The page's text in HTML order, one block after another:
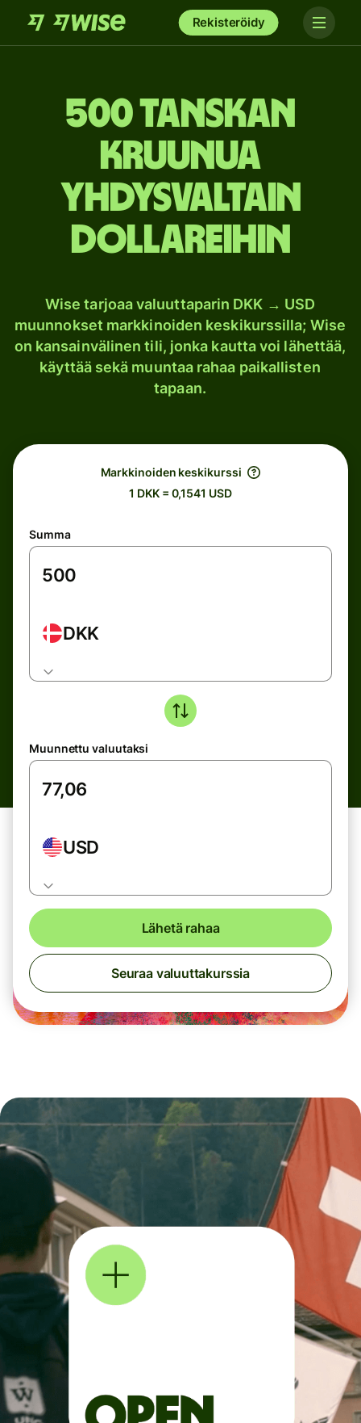
Rekisteröidy
500 Tanskan
kruunua
Yhdysvaltain
dollareihin
Wise tarjoaa valuuttaparin DKK → USD
muunnokset markkinoiden keskikurssilla; Wise
on kansainvälinen tili, jonka kautta voi lähettää,
käyttää sekä muuntaa rahaa paikallisten
tapaan.
Markkinoiden keskikurssi
1 DKK = 0,1541 USD
Summa
DKK
Muunnettu valuutaksi
USD
Lähetä rahaa
Seuraa valuuttakurssia